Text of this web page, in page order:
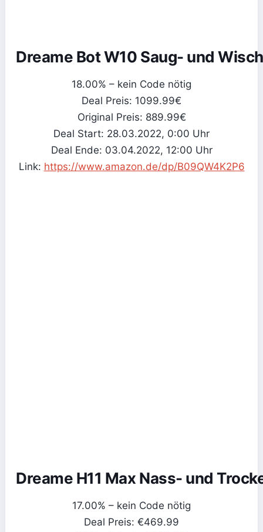
Dreame Bot W10 Saug- und
18.00% – kein Code nötig
Deal Preis: 1099.99€
Original Preis: 889.99€
Deal Start: 28.03.2022, 0:00 Uhr
Deal Ende: 03.04.2022, 12:00 Uhr
Link: https://www.amazon.de/dp/B09QW4K2P6
Dreame H11 Max Nass- und
17.00% – kein Code nötig
Deal Preis: €469.99